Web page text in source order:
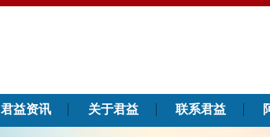
君益资讯 关于君益 联系君益